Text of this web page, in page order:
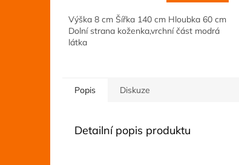
Výška 8 cm Šířka 140 cm Hloubka 60 cm
Dolní strana koženka,vrchní část modrá
látka
Popis Diskuze
Detailní popis produktu